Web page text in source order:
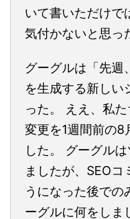
いて書いただけで
気付かないと思っ
グーグルは「先週
を生成する新しい
った。 ええ、私
変更を1週間前の8
した。 グーグル
ましたが、SEOコ
うになった後での
ーグルに何をしま